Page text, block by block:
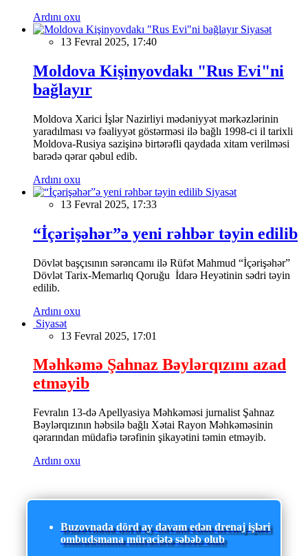
Ardını oxu
Siyasət
13 Fevral 2025, 17:40
Moldova Kişinyovdakı "Rus Evi"ni
bağlayır
Moldova Xarici İşlər Nazirliyi mədəniyyət mərkəzlərinin
yaradılması və fəaliyyət göstərməsi ilə bağlı 1998-ci il tarixli
Moldova-Rusiya sazişinə birtərəfli qaydada xitam verilməsi
barədə qərar qəbul edib.
Ardını oxu
Siyasət
13 Fevral 2025, 17:33
“İçərişəhər”ə yeni rəhbər təyin edilib
Dövlət başçısının sərəncamı ilə Rüfət Mahmud “İçərişəhər”
Dövlət Tarix-Memarlıq Qoruğu İdarə Heyətinin sədri təyin
edilib.
Ardını oxu
Siyasət
13 Fevral 2025, 17:01
Məhkəmə Şahnaz Bəylərqızını azad
etməyib
Fevralın 13-də Apellyasiya Məhkəməsi jurnalist Şahnaz
Bəylərqızının həbsilə bağlı Xətai Rayon Məhkəməsinin
qərarından müdafiə tərəfinin şikayətini təmin etməyib.
Ardını oxu
Buzovnada dörd ay davam edən drenaj işləri
ombudsmana müraciətə səbəb olub